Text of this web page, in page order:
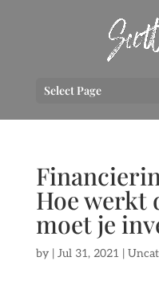
Select Page
Hoe werkt
moet je
by | Jul 31, 2021 |